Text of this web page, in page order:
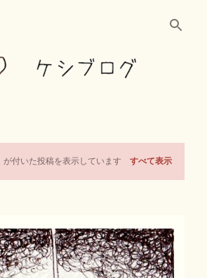
メイン コンテンツに移動
が付いた投稿を表示しています すべて表示